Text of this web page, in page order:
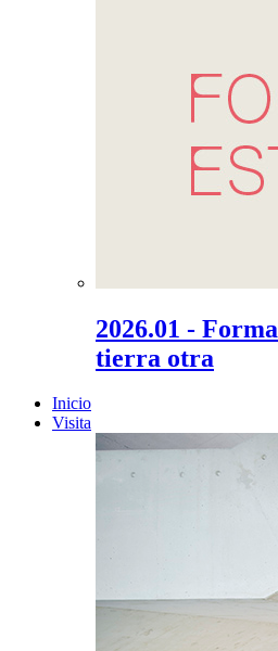
2026.01 -
tierra otra
Inicio
Visita